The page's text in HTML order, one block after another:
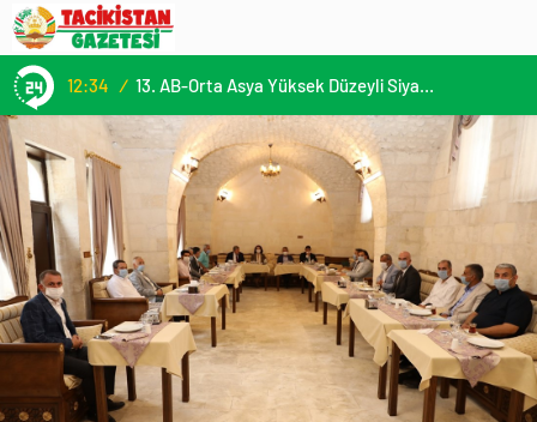
12:34 / 13. AB-Orta Asya Yüksek Düzeyli Siyasi ve Güvenlik Diyaloğuna Katılım